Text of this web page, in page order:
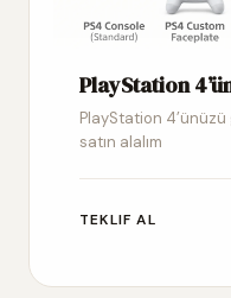
PlayStation
PlayStation 4’ünüzü
satın alalım
TEKLIF AL